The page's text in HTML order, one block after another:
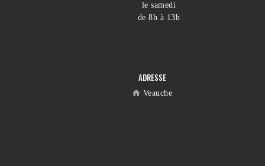
le samedi
de 8h à 13h
ADRESSE
Veauche